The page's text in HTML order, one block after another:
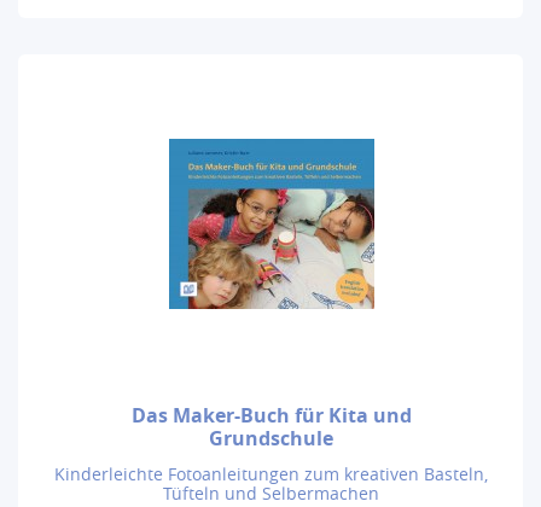
Das Maker-Buch für Kita und
Grundschule
Kinderleichte Fotoanleitungen zum kreativen Basteln,
Tüfteln und Selbermachen